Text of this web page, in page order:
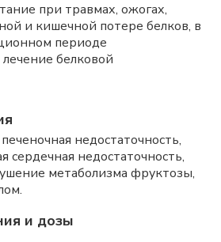
при травмах, ожогах,
и кишечной потере белков, в
периоде
белковой
недостаточность,
сердечная недостаточность,
метаболизма фруктозы,
и дозы